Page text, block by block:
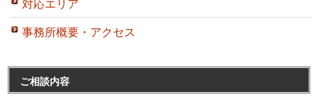
事務所概要・アクセス
ご相談内容